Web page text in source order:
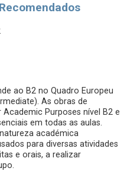
ao B2 no Quadro Europeu
As obras de
Purposes nível B2 e
em todas as aulas.
académica
para diversas atividades
e orais, a realizar